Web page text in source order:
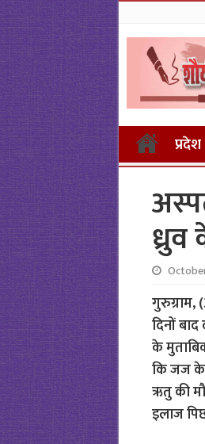
प्रदेश
दिनों
के
कि जज के
ऋतु की
इलाज